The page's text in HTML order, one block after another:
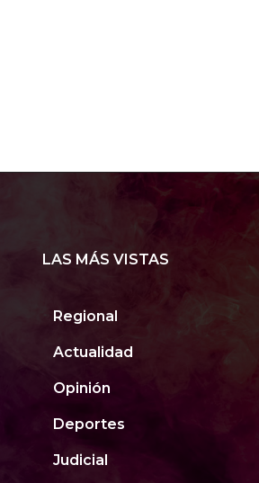
LAS MÁS VISTAS
Regional
Actualidad
Opinión
Deportes
Judicial